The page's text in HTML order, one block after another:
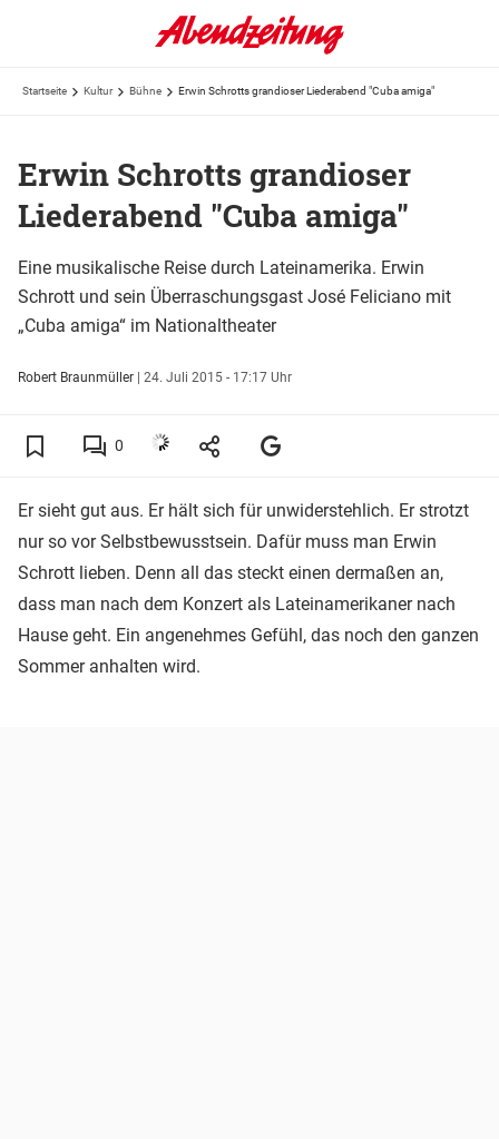
Startseite Kultur Bühne Erwin Schrotts grandioser Liederabend "Cuba amiga"
Erwin Schrotts grandioser
Liederabend "Cuba amiga"
Eine musikalische Reise durch Lateinamerika. Erwin
Schrott und sein Überraschungsgast José Feliciano mit
„Cuba amiga“ im Nationaltheater
Robert Braunmüller | 24. Juli 2015 - 17:17 Uhr
0
Er sieht gut aus. Er hält sich für unwiderstehlich. Er strotzt
nur so vor Selbstbewusstsein. Dafür muss man Erwin
Schrott lieben. Denn all das steckt einen dermaßen an,
dass man nach dem Konzert als Lateinamerikaner nach
Hause geht. Ein angenehmes Gefühl, das noch den ganzen
Sommer anhalten wird.